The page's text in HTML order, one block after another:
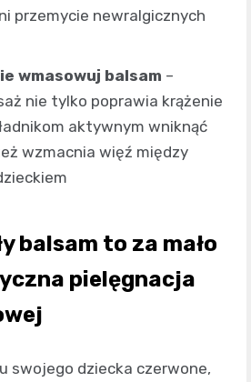
przemycie newralgicznych
wmasowuj balsam –
nie tylko poprawia krążenie
aktywnym wniknąć
wzmacnia więź między
balsam to za mało
pielęgnacja
swojego dziecka czerwone,